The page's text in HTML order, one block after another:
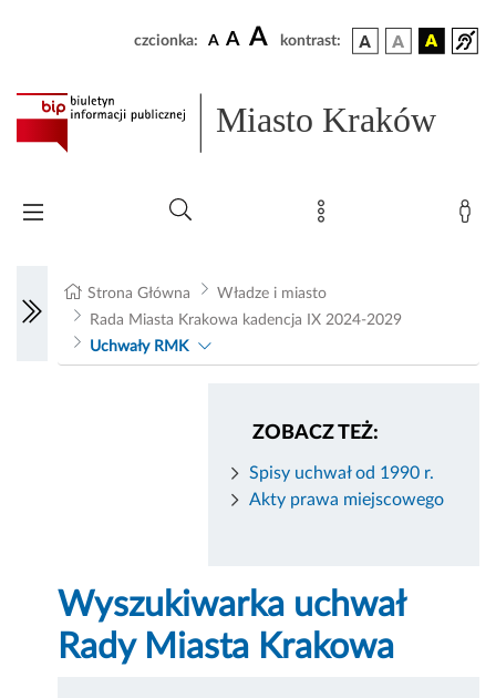
czcionka: A A A kontrast:
Miasto Kraków
Strona Główna
Władze i miasto
Rada Miasta Krakowa kadencja IX 2024-2029
Uchwały RMK
ZOBACZ TEŻ:
Spisy uchwał od 1990 r.
Akty prawa miejscowego
Wyszukiwarka uchwał
Rady Miasta Krakowa